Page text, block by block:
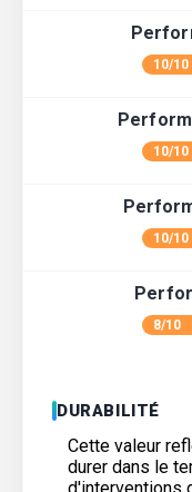
10/10
10/10
10/10
8/10
DURABILITÉ
Cette valeur
durer dans le